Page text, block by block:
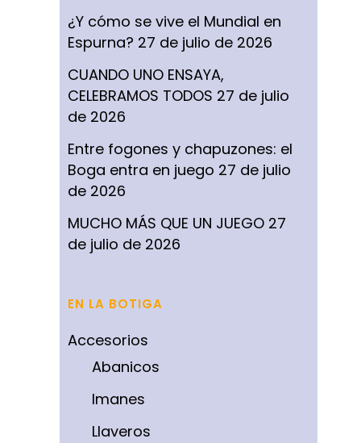
¿Y cómo se vive el Mundial en
Espurna? 27 de julio de 2026
CUANDO UNO ENSAYA,
CELEBRAMOS TODOS 27 de julio
de 2026
Entre fogones y chapuzones: el
Boga entra en juego 27 de julio
de 2026
MUCHO MÁS QUE UN JUEGO 27
de julio de 2026
EN LA BOTIGA
Accesorios
Abanicos
Imanes
Llaveros